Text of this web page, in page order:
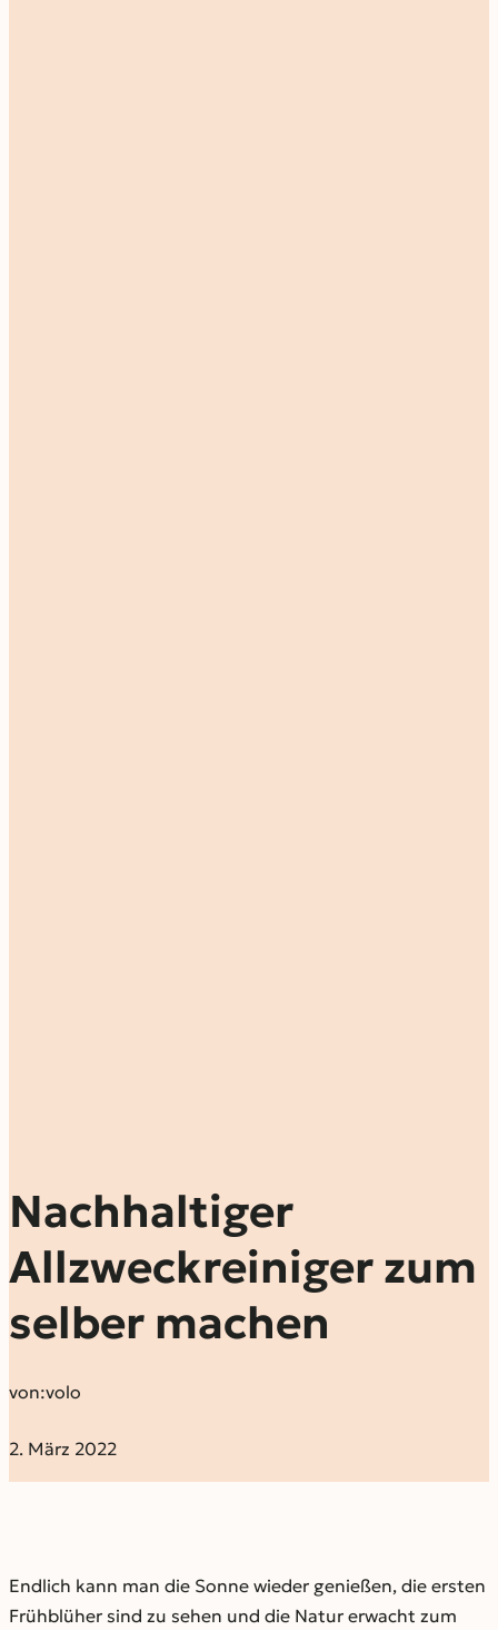
Nachhaltiger
Allzweckreiniger zum
selber machen
von:volo
2. März 2022
Endlich kann man die Sonne wieder genießen, die ersten
Frühblüher sind zu sehen und die Natur erwacht zum